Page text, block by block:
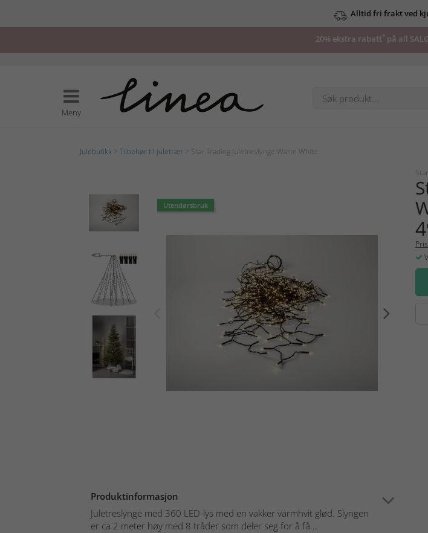
Alltid fri frakt ved
20% ekstra rabatt* på all
Meny
Julebutikk Tilbehør til juletrær > Star Trading Juletreslynge Warm White
Utendørsbruk
Produktinformasjon
Juletreslynge med 360 LED-lys med en vakker varmhvit glød. Slyngen
er ca 2 meter høy med 8 tråder som deler seg for å få...